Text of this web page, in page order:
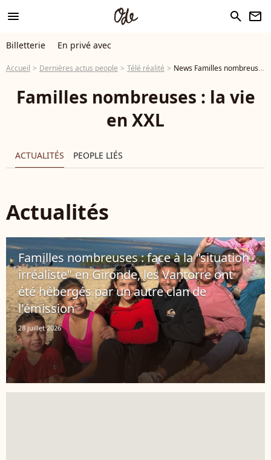
menu search newsletter
Billetterie En privé avec
Accueil Dernières actus people Télé réalité News Familles nombreuses : la vie en XXL
Familles nombreuses : la vie
en XXL
ACTUALITÉS PEOPLE LIÉS
Actualités
Familles nombreuses : face à la "situation
irréaliste" en Gironde, les Vantorre ont
été hébergés par un autre clan de
l'émission
28 juillet 2026